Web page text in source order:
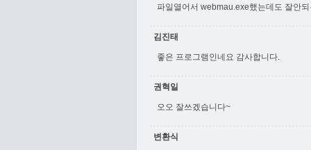
파일열어서 webmau.exe했는데도 잘안
김진태
좋은 프로그램인네요 감사합니다.
권혁일
오오 잘쓰겠습니다~
변환식